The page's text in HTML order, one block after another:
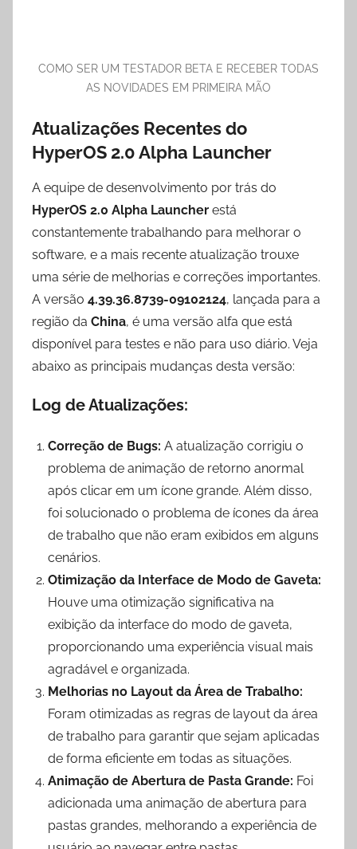
COMO SER UM TESTADOR BETA E RECEBER TODAS
AS NOVIDADES EM PRIMEIRA MÃO
Atualizações Recentes do
HyperOS 2.0 Alpha Launcher
A equipe de desenvolvimento por trás do
HyperOS 2.0 Alpha Launcher está
constantemente trabalhando para melhorar o
software, e a mais recente atualização trouxe
uma série de melhorias e correções importantes.
A versão 4.39.36.8739-09102124, lançada para a
região da China, é uma versão alfa que está
disponível para testes e não para uso diário. Veja
abaixo as principais mudanças desta versão:
Log de Atualizações:
Correção de Bugs: A atualização corrigiu o
problema de animação de retorno anormal
após clicar em um ícone grande. Além disso,
foi solucionado o problema de ícones da área
de trabalho que não eram exibidos em alguns
cenários.
Otimização da Interface de Modo de Gaveta:
Houve uma otimização significativa na
exibição da interface do modo de gaveta,
proporcionando uma experiência visual mais
agradável e organizada.
Melhorias no Layout da Área de Trabalho:
Foram otimizadas as regras de layout da área
de trabalho para garantir que sejam aplicadas
de forma eficiente em todas as situações.
Animação de Abertura de Pasta Grande: Foi
adicionada uma animação de abertura para
pastas grandes, melhorando a experiência de